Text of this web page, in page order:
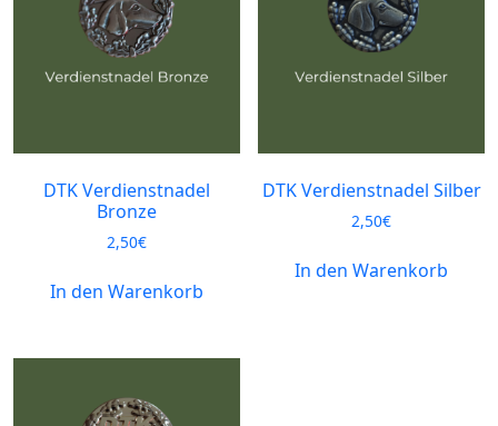
DTK Verdienstnadel
Bronze
2,50€
In den Warenkorb
DTK Verdienstnadel Silber
2,50€
In den Warenkorb